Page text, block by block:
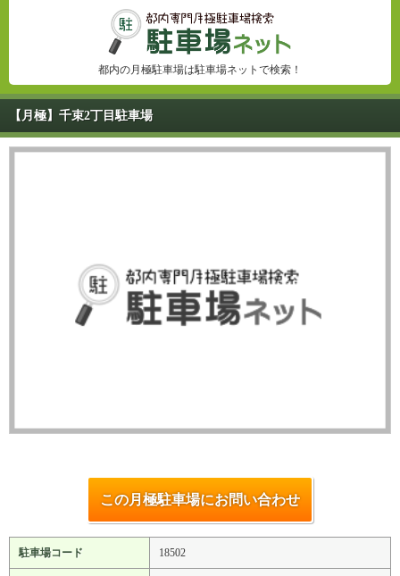
都内の月極駐車場は駐車場ネットで検索！
【月極】千束2丁目駐車場
この月極駐車場にお問い合わせ
駐車場コード 18502